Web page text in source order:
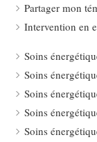
Partager mon
Intervention en
Soins
Soins
Soins
Soins
Soins